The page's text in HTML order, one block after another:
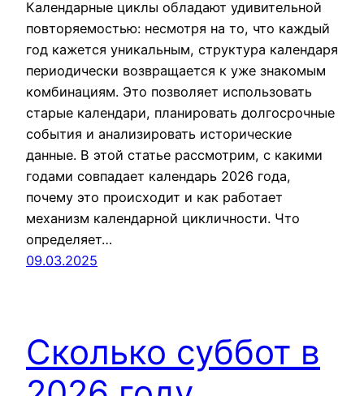
Календарные циклы обладают удивительной
повторяемостью: несмотря на то, что каждый
год кажется уникальным, структура календаря
периодически возвращается к уже знакомым
комбинациям. Это позволяет использовать
старые календари, планировать долгосрочные
события и анализировать исторические
данные. В этой статье рассмотрим, с какими
годами совпадает календарь 2026 года,
почему это происходит и как работает
механизм календарной цикличности. Что
определяет…
09.03.2025
Сколько суббот в